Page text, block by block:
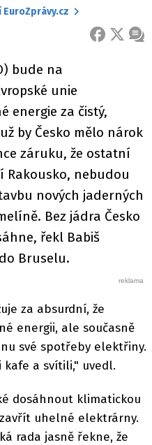
FACEBOOK
X
bude na
unie
energie za čistý,
by Česko mělo nárok
záruku, že ostatní
Rakousko, nebudou
nových jaderných
Bez jádra Česko
řekl Babiš
Bruselu.
za absurdní, že
energii, ale současně
své spotřeby elektřiny.
kafe a svítili," uvedl.
dosáhnout klimatickou
uhelné elektrárny.
rada jasně řekne, že